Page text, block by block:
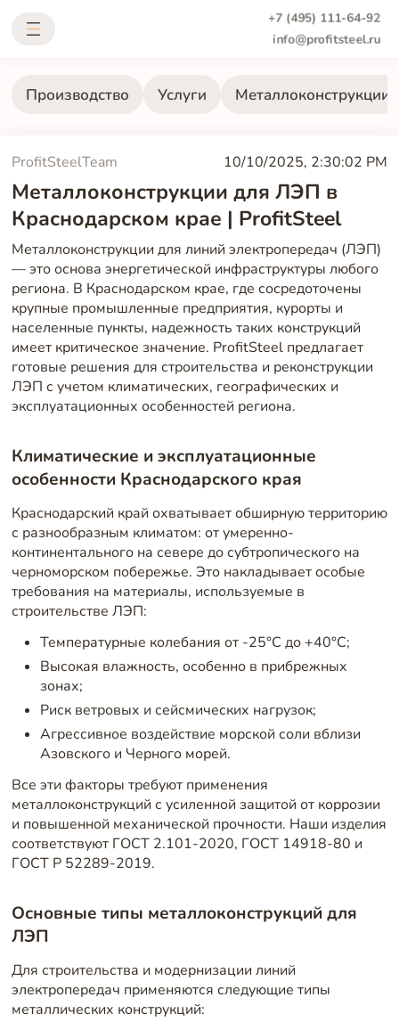
+7 (495) 111-64-92
info@profitsteel.ru
Производство Услуги Металлоконструкции
ProfitSteelTeam 10/10/2025, 2:30:02 PM
Металлоконструкции для ЛЭП в
Краснодарском крае | ProfitSteel
Металлоконструкции для линий электропередач (ЛЭП)
— это основа энергетической инфраструктуры любого
региона. В Краснодарском крае, где сосредоточены
крупные промышленные предприятия, курорты и
населенные пункты, надежность таких конструкций
имеет критическое значение. ProfitSteel предлагает
готовые решения для строительства и реконструкции
ЛЭП с учетом климатических, географических и
эксплуатационных особенностей региона.
Климатические и эксплуатационные
особенности Краснодарского края
Краснодарский край охватывает обширную территорию
с разнообразным климатом: от умеренно-
континентального на севере до субтропического на
черноморском побережье. Это накладывает особые
требования на материалы, используемые в
строительстве ЛЭП:
Температурные колебания от -25°C до +40°C;
Высокая влажность, особенно в прибрежных
зонах;
Риск ветровых и сейсмических нагрузок;
Агрессивное воздействие морской соли вблизи
Азовского и Черного морей.
Все эти факторы требуют применения
металлоконструкций с усиленной защитой от коррозии
и повышенной механической прочности. Наши изделия
соответствуют ГОСТ 2.101-2020, ГОСТ 14918-80 и
ГОСТ Р 52289-2019.
Основные типы металлоконструкций для
ЛЭП
Для строительства и модернизации линий
электропередач применяются следующие типы
металлических конструкций: